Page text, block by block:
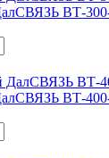
BТ-
BТ-